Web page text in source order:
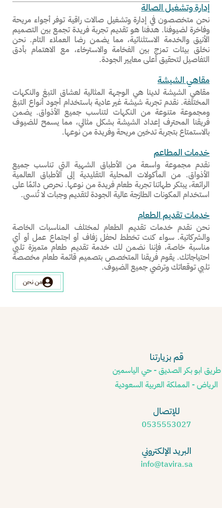
إدارة وتشغيل الصالة
نحن متخصصون في إدارة وتشغيل صالات راقية توفر أجواء مريحة
وفاخرة لضيوفنا. هدفنا هو تقديم تجربة فريدة تجمع بين التصميم
الأنيق والخدمة الاستثنائية، مما يضمن رضا العملاء التام. نحن
نخلق بيئات تمزج بين الفخامة والاسترخاء، مع الاهتمام بأدق
التفاصيل لتحقيق أعلى معايير الجودة.
مقاهي الشيشة
مقاهي الشيشة لدينا هي الوجهة المثالية لعشاق التبغ والنكهات
المختلفة. نقدم تجربة شيشة غير عادية باستخدام أجود أنواع التبغ
ومجموعة متنوعة من النكهات لتناسب جميع الأذواق. يضمن
فريقنا المحترف إعداد الشيشة بشكل مثالي، مما يسمح للضيوف
بالاستمتاع بتجربة تدخين مريحة وفريدة من نوعها.
خدمات المطاعم
نقدم مجموعة واسعة من الأطباق الشهية التي تناسب جميع
الأذواق. من المأكولات المحلية التقليدية إلى الأطباق العالمية
الرائعة، يبتكر طهاتنا تجربة طعام فريدة من نوعها. نحرص دائمًا على
استخدام المكونات الطازجة عالية الجودة لتقديم وجبات لا تُنسى.
خدمات تقديم الطعام
نحن نقدم خدمات تقديم الطعام لمختلف المناسبات الخاصة
والشركاتية. سواء كنت تخطط لحفل زفاف أو اجتماع عمل أو أي
مناسبة خاصة، فإننا نضمن لك خدمة تقديم طعام متميزة تلبي
احتياجاتك. يقوم فريقنا المتخصص بتصميم قائمة طعام مخصصة
تلبي توقعاتك وترضي جميع الضيوف.
من نحن
قم بزيارتنا
طريق ابو بكر الصديق - حي الياسمين
الرياض - المملكة العربية السعودية
للإتصال
0535553027
البريد الإلكتروني
info@tavira.sa